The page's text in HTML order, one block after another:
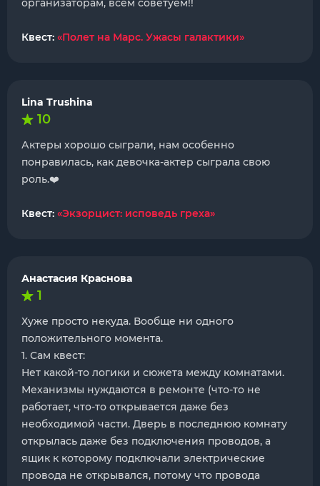
организаторам, всем советуем!!
Квест: «Полет на Марс. Ужасы галактики»
Lina Trushina
10
Актеры хорошо сыграли, нам особенно
понравилась, как девочка-актер сыграла свою
роль.❤️
Квест: «Экзорцист: исповедь греха»
Анастасия Краснова
1
Хуже просто некуда. Вообще ни одного
положительного момента.
1. Сам квест:
Нет какой-то логики и сюжета между комнатами.
Механизмы нуждаются в ремонте (что-то не
работает, что-то открывается даже без
необходимой части. Дверь в последнюю комнату
открылась даже без подключения проводов, а
ящик к которому подключали электрические
провода не открывался, потому что провода